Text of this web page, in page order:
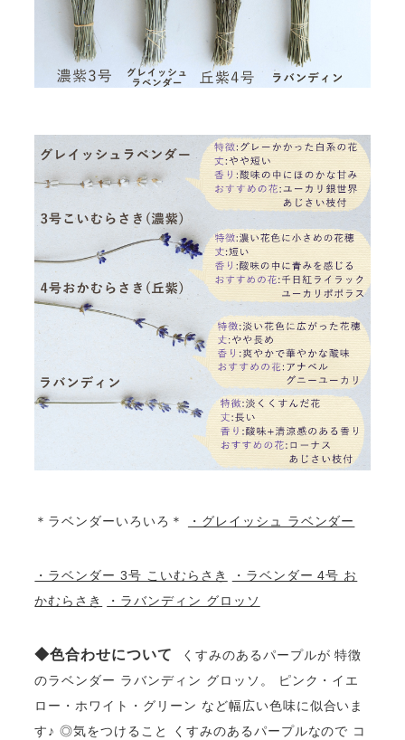
＊ラベンダーいろいろ＊ ・グレイッシュ ラベンダー
・ラベンダー 3号 こいむらさき
・ラベンダー 4号 お
かむらさき
・ラバンディン グロッソ
◆色合わせについて
くすみのあるパープルが 特徴
のラベンダー ラバンディン グロッソ。 ピンク・イエ
ロー・ホワイト・グリーン など幅広い色味に似合いま
す♪ ◎気をつけること くすみのあるパープルなので コ